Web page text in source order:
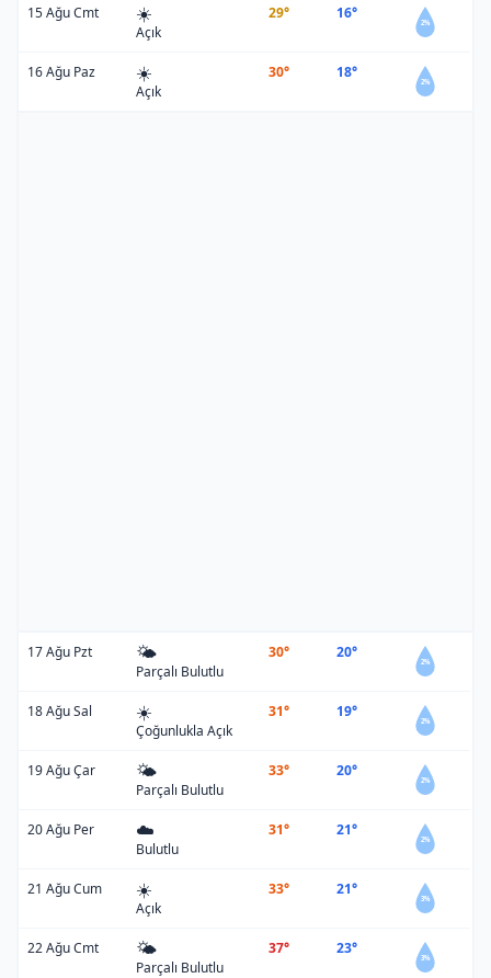
15 Ağu Cmt ☀️
Açık
29° 16°
2%
16 Ağu Paz ☀️
Açık
30° 18°
2%
17 Ağu Pzt 🌤️
Parçalı Bulutlu
30° 20°
2%
18 Ağu Sal ☀️
Çoğunlukla Açık
31° 19°
2%
19 Ağu Çar 🌤️
Parçalı Bulutlu
33° 20°
2%
20 Ağu Per ☁️
Bulutlu
31° 21°
2%
21 Ağu Cum ☀️
Açık
33° 21°
3%
22 Ağu Cmt 🌤️
Parçalı Bulutlu
37° 23°
3%